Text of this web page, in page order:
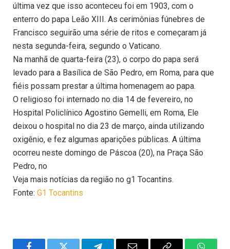
última vez que isso aconteceu foi em 1903, com o
enterro do papa Leão XIII. As cerimônias fúnebres de
Francisco seguirão uma série de ritos e começaram já
nesta segunda-feira, segundo o Vaticano.
Na manhã de quarta-feira (23), o corpo do papa será
levado para a Basílica de São Pedro, em Roma, para que
fiéis possam prestar a última homenagem ao papa.
O religioso foi internado no dia 14 de fevereiro, no
Hospital Policlínico Agostino Gemelli, em Roma, Ele
deixou o hospital no dia 23 de março, ainda utilizando
oxigênio, e fez algumas aparições públicas. A última
ocorreu neste domingo de Páscoa (20), na Praça São
Pedro, no
Veja mais notícias da região no g1 Tocantins.
Fonte: G1 Tocantins